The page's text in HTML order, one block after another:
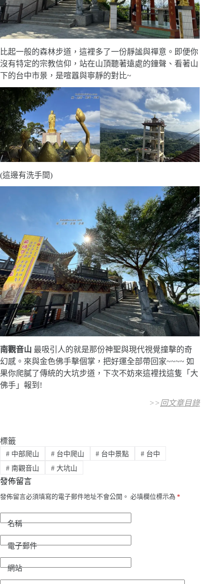
比起一般的森林步道，這裡多了一份靜謐與禪意。即便你
沒有特定的宗教信仰，站在山頂聽著遠處的鐘聲、看著山
下的台中市景，是喧囂與寧靜的對比~
(這邊有洗手間)
南觀音山 最吸引人的就是那份神聖與現代視覺撞擊的奇
幻感。來與金色佛手擊個掌，把好運全部帶回家~~~~ 如
果你爬膩了傳統的大坑步道，下次不妨來這裡找這隻「大
佛手」報到!
>>回文章目錄
標籤
#中部爬山 #台中爬山 # 台中景點 # 台中
#南觀音山 #大坑山
發佈留言
發佈留言必須填寫的電子郵件地址不會公開。 必填欄位標示為 *
名稱
電子郵件
網站